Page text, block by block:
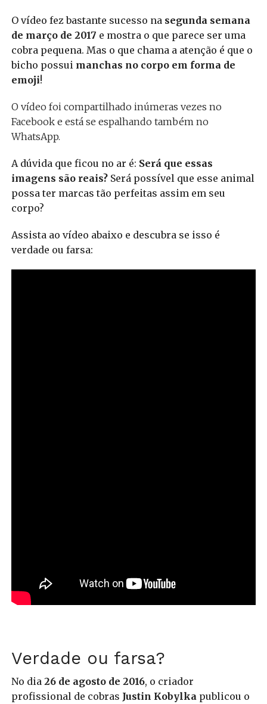
O vídeo fez bastante sucesso na segunda semana
de março de 2017 e mostra o que parece ser uma
cobra pequena. Mas o que chama a atenção é que o
bicho possui manchas no corpo em forma de
emoji!
O vídeo foi compartilhado inúmeras vezes no
Facebook e está se espalhando também no
WhatsApp.
A dúvida que ficou no ar é: Será que essas
imagens são reais?Será possível que esse animal
possa ter marcas tão perfeitas assim em seu
corpo?
Assista ao vídeo abaixo e descubra se isso é
verdade ou farsa:
Verdade ou farsa?
No dia 26 de agosto de 2016, o criador
profissional de cobras Justin Kobylka publicou o